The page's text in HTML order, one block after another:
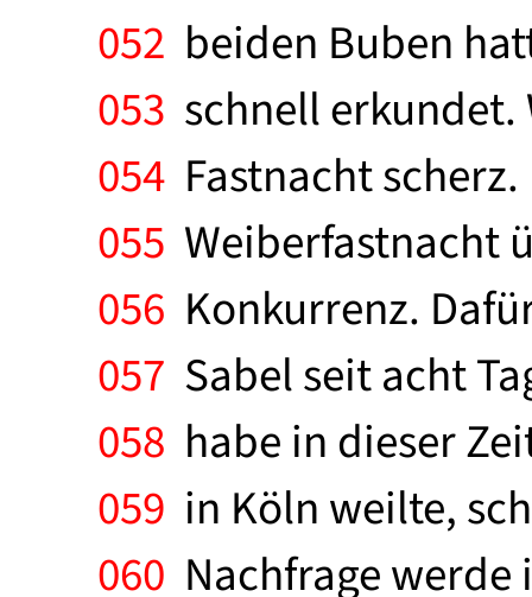
052 beiden Buben
053 schnell erkundet.
054 Fastnacht
055 Weiberfastnacht
056 Konkurrenz.
057 Sabel seit acht
058 habe in dieser
059 in Köln weilte,
060 Nachfrage